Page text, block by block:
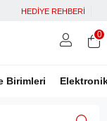
HEDİYE REHBERİ
Birimleri
0